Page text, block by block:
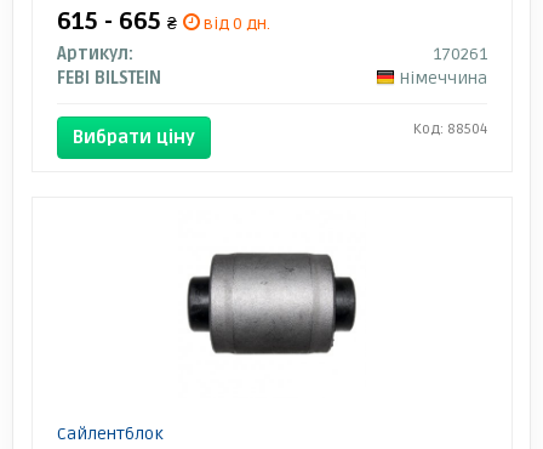
615 - 665 ₴
від 0 дн.
Артикул:
170261
FEBI BILSTEIN
Німеччина
Вибрати ціну Код: 88504
Сайлентблок